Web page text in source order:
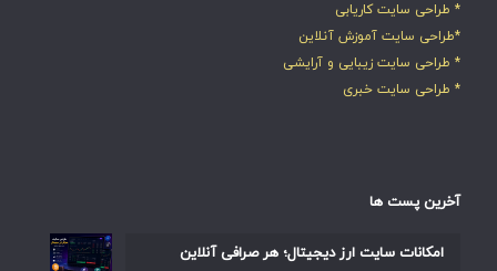
* طراحی سایت کاریابی
*طراحی سایت آموزش آنلاین
* طراحی سایت زیبایی و آرایشی
* طراحی سایت خبری
آخرین پست ها
امکانات سایت ارز دیجیتال؛ هر صرافی آنلاین